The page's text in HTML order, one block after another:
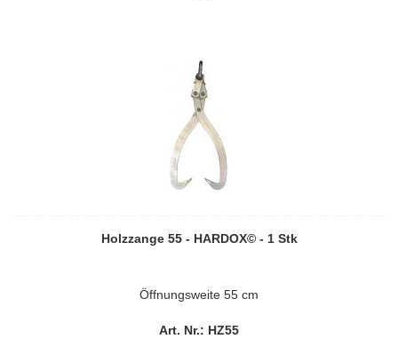
Holzzange 55 - HARDOX© - 1 Stk
Öffnungsweite 55 cm
Art. Nr.: HZ55